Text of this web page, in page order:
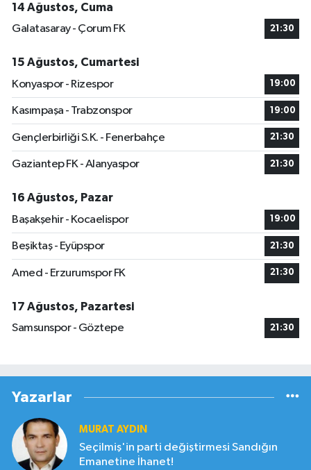
14 Ağustos, Cuma
Galatasaray - Çorum FK
21:30
15 Ağustos, Cumartesi
Konyaspor - Rizespor
19:00
Kasımpaşa - Trabzonspor 19:00
Gençlerbirliği S.K. - Fenerbahçe 21:30
Gaziantep FK - Alanyaspor 21:30
16 Ağustos, Pazar
Başakşehir - Kocaelispor
19:00
Beşiktaş - Eyüpspor 21:30
Amed - Erzurumspor FK 21:30
17 Ağustos, Pazartesi
Samsunspor - Göztepe
21:30
Yazarlar
MURAT AYDIN
Seçilmiş'in parti değiştirmesi Sandığın
Emanetine İhanet!